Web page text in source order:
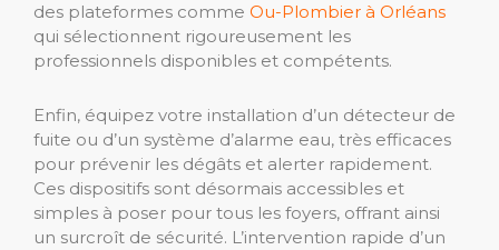
des plateformes comme Ou-Plombier à Orléans
qui sélectionnent rigoureusement les
professionnels disponibles et compétents.
Enfin, équipez votre installation d’un détecteur de
fuite ou d’un système d’alarme eau, très efficaces
pour prévenir les dégâts et alerter rapidement.
Ces dispositifs sont désormais accessibles et
simples à poser pour tous les foyers, offrant ainsi
un surcroît de sécurité. L’intervention rapide d’un